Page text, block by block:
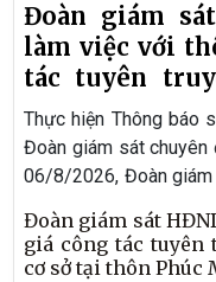
Đoàn giám
làm việc với
tác tuyên
pháp luật và
Thực hiện Thông báo
Đoàn giám sát chuyên
06/8/2026, Đoàn giám
làm việc với thôn
công tác tuyên
giải ở cơ sở năm 2025.
Đoàn giám sát
giá công tác tuyên
cơ sở tại thôn Phúc